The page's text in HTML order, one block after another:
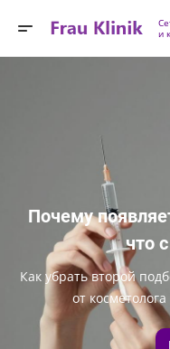
и
Почему
что
Как убрать второй
от